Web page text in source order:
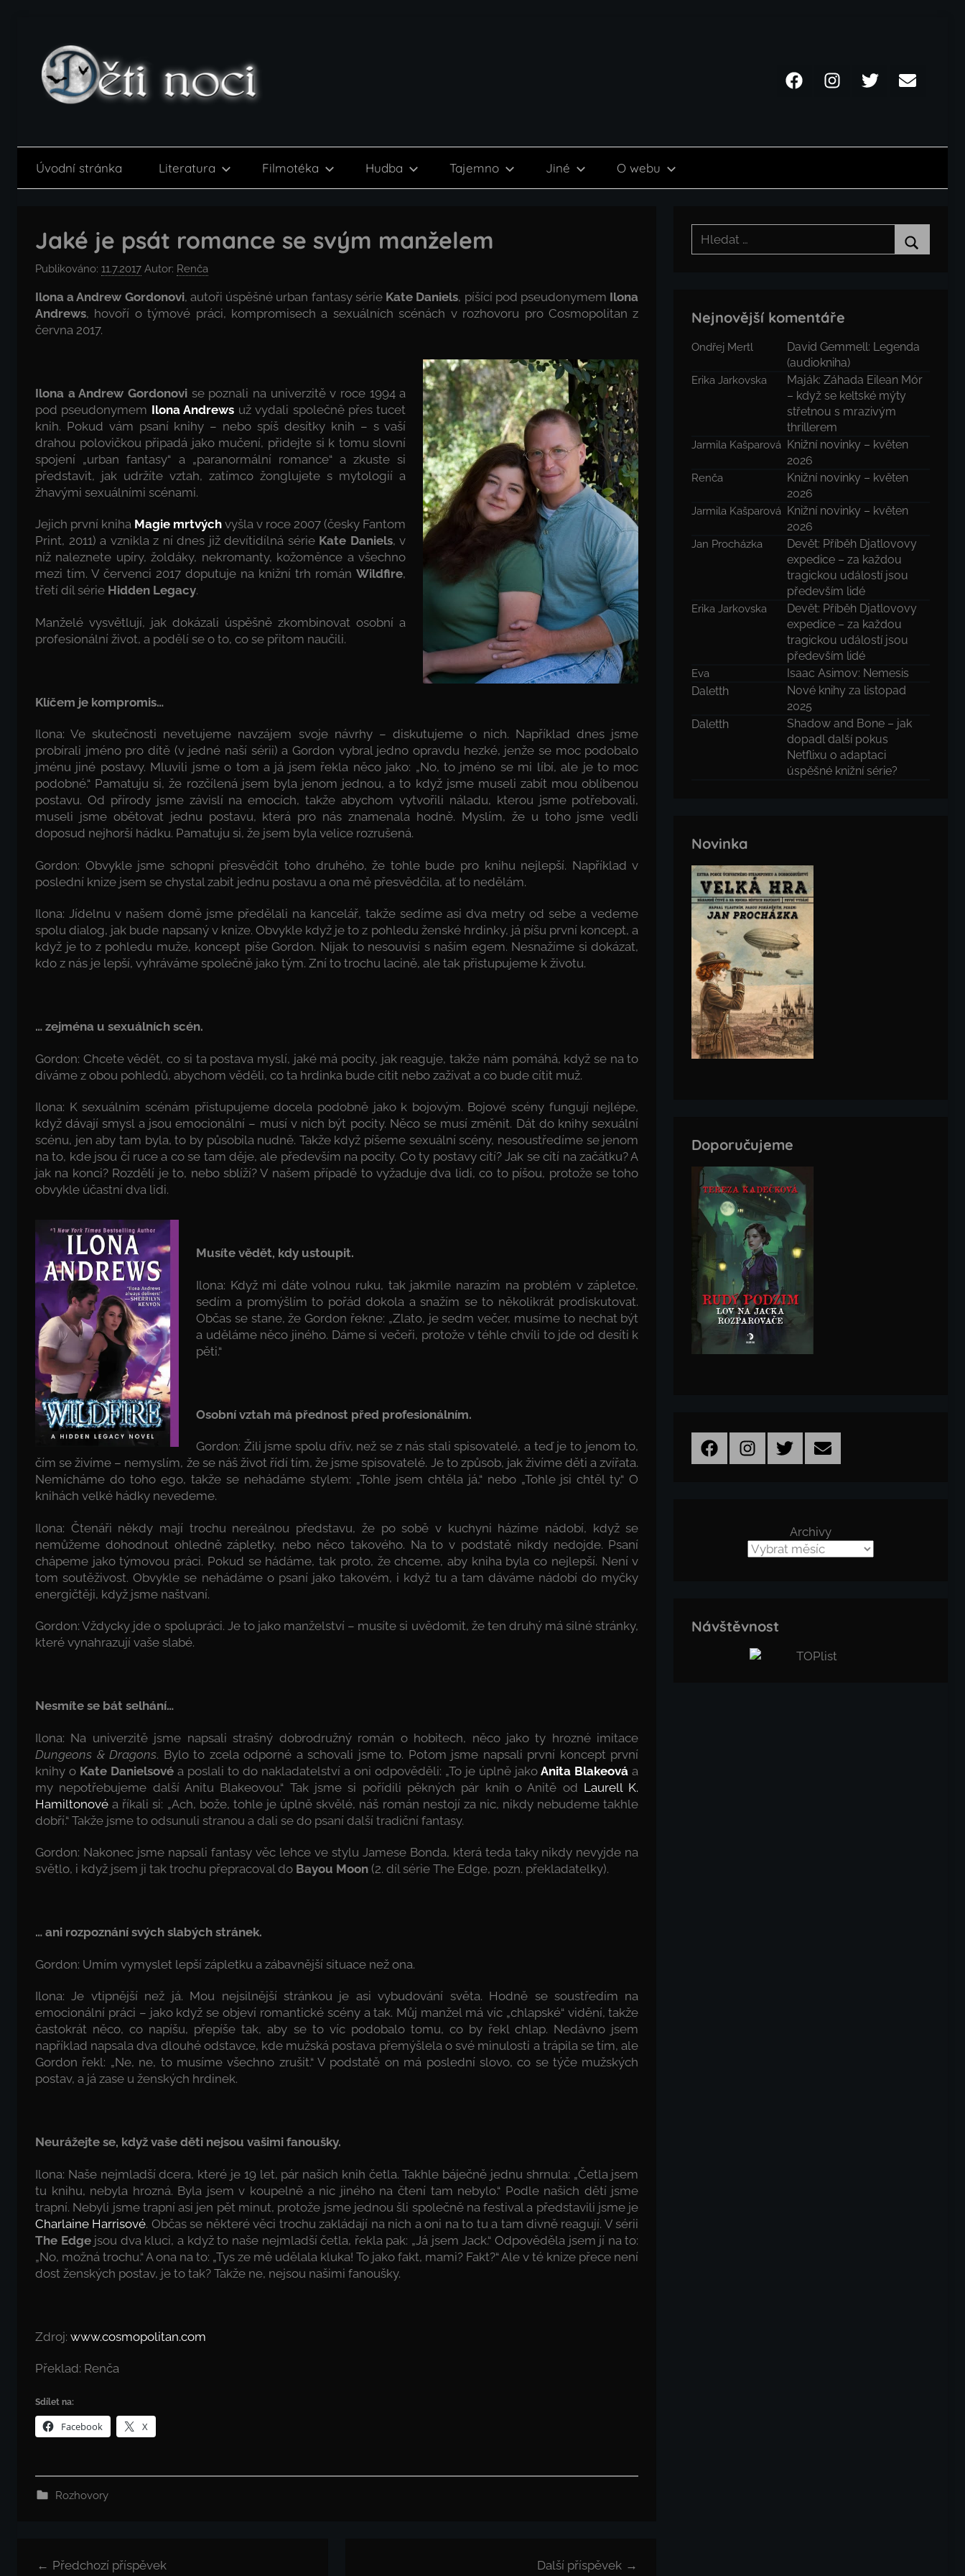
obsahu
noci
FacebookInstagramTwitterEmail
Úvodní stránka Literatura Filmotéka Hudba Tajemno Jiné O webu
Jaké je psát romance se svým manželem
Publikováno: 11.7.2017 Autor: Renča
Ilona a Andrew Gordonovi, autoři úspěšné urban fantasy série Kate Daniels, píšící pod pseudonymem Ilona
Andrews, hovoří o týmové práci, kompromisech a sexuálních scénách v rozhovoru pro Cosmopolitan z
června 2017.
Ilona a Andrew Gordonovi se poznali na univerzitě v roce 1994 a
pod pseudonymem Ilona Andrews už vydali společně přes tucet
knih. Pokud vám psaní knihy – nebo spíš desítky knih – s vaší
drahou polovičkou připadá jako mučení, přidejte si k tomu slovní
spojení „urban fantasy“ a „paranormální romance“ a zkuste si
představit, jak udržíte vztah, zatímco žonglujete s mytologií a
žhavými sexuálními scénami.
Jejich první kniha Magie mrtvých vyšla v roce 2007 (česky Fantom
Print, 2011) a vznikla z ní dnes již devítidílná série Kate Daniels, v
níž naleznete upíry, žoldáky, nekromanty, kožoměnce a všechno
mezi tím. V červenci 2017 doputuje na knižní trh románWildfire,
třetí díl série Hidden Legacy.
Manželé vysvětlují, jak dokázali úspěšně zkombinovat osobní a
profesionální život, a podělí se o to, co se přitom naučili.
Klíčem je kompromis…
Ilona: Ve skutečnosti nevetujeme navzájem svoje návrhy – diskutujeme o nich. Například dnes jsme
probírali jméno pro dítě (v jedné naší sérii) a Gordon vybral jedno opravdu hezké, jenže se moc podobalo
jménu jiné postavy. Mluvili jsme o tom a já jsem řekla něco jako: „No, to jméno se mi líbí, ale je to moc
podobné.“ Pamatuju si, že rozčílená jsem byla jenom jednou, a to když jsme museli zabít mou oblíbenou
postavu. Od přírody jsme závislí na emocích, takže abychom vytvořili náladu, kterou jsme potřebovali,
museli jsme obětovat jednu postavu, která pro nás znamenala hodně. Myslím, že u toho jsme vedli
doposud nejhorší hádku. Pamatuju si, že jsem byla velice rozrušená.
Gordon: Obvykle jsme schopní přesvědčit toho druhého, že tohle bude pro knihu nejlepší. Například v
poslední knize jsem se chystal zabít jednu postavu a ona mě přesvědčila, ať to nedělám.
Ilona: Jídelnu v našem domě jsme předělali na kancelář, takže sedíme asi dva metry od sebe a vedeme
spolu dialog, jak bude napsaný v knize. Obvykle když je to z pohledu ženské hrdinky, já píšu první koncept, a
když je to z pohledu muže, koncept píše Gordon. Nijak to nesouvisí s naším egem. Nesnažíme si dokázat,
kdo z nás je lepší, vyhráváme společně jako tým. Zní to trochu lacině, ale tak přistupujeme k životu.
… zejména u sexuálních scén.
Gordon: Chcete vědět, co si ta postava myslí, jaké má pocity, jak reaguje, takže nám pomáhá, když se na to
díváme z obou pohledů, abychom věděli, co ta hrdinka bude cítit nebo zažívat a co bude cítit muž.
Ilona: K sexuálním scénám přistupujeme docela podobně jako k bojovým. Bojové scény fungují nejlépe,
když dávají smysl a jsou emocionální – musí v nich být pocity. Něco se musí změnit. Dát do knihy sexuální
scénu, jen aby tam byla, to by působila nudně. Takže když píšeme sexuální scény, nesoustředíme se jenom
na to, kde jsou čí ruce a co se tam děje, ale především na pocity. Co ty postavy cítí? Jak se cítí na začátku? A
jak na konci? Rozdělí je to, nebo sblíží? V našem případě to vyžaduje dva lidi, co to píšou, protože se toho
obvykle účastní dva lidi.
Musíte vědět, kdy ustoupit.
Ilona: Když mi dáte volnou ruku, tak jakmile narazím na problém v zápletce,
sedím a promýšlím to pořád dokola a snažím se to několikrát prodiskutovat.
Občas se stane, že Gordon řekne: „Zlato, je sedm večer, musíme to nechat být
a uděláme něco jiného. Dáme si večeři, protože v téhle chvíli to jde od desíti k
pěti.“
Osobní vztah má přednost před profesionálním.
Gordon: Žili jsme spolu dřív, než se z nás stali spisovatelé, a teď je to jenom to,
čím se živíme – nemyslím, že se náš život řídí tím, že jsme spisovatelé. Je to způsob, jak živíme děti a zvířata.
Nemícháme do toho ego, takže se nehádáme stylem: „Tohle jsem chtěla já,“ nebo „Tohle jsi chtěl ty.“ O
knihách velké hádky nevedeme.
Ilona: Čtenáři někdy mají trochu nereálnou představu, že po sobě v kuchyni házíme nádobí, když se
nemůžeme dohodnout ohledně zápletky, nebo něco takového. Na to v podstatě nikdy nedojde. Psaní
chápeme jako týmovou práci. Pokud se hádáme, tak proto, že chceme, aby kniha byla co nejlepší. Není v
tom soutěživost. Obvykle se nehádáme o psaní jako takovém, i když tu a tam dáváme nádobí do myčky
energičtěji, když jsme naštvaní.
Gordon: Vždycky jde o spolupráci. Je to jako manželství – musíte si uvědomit, že ten druhý má silné stránky,
které vynahrazují vaše slabé.
Nesmíte se bát selhání…
Ilona: Na univerzitě jsme napsali strašný dobrodružný román o hobitech, něco jako ty hrozné imitace
Dungeons & Dragons. Bylo to zcela odporné a schovali jsme to. Potom jsme napsali první koncept první
knihy o Kate Danielsovéa poslali to do nakladatelství a oni odpověděli: „To je úplně jakoAnita Blakeová a
my nepotřebujeme další Anitu Blakeovou.“ Tak jsme si pořídili pěkných pár knih o Anitě od Laurell K.
Hamiltonové a říkali si: „Ach, bože, tohle je úplně skvělé, náš román nestojí za nic, nikdy nebudeme takhle
dobří.“ Takže jsme to odsunuli stranou a dali se do psaní další tradiční fantasy.
Gordon: Nakonec jsme napsali fantasy věc lehce ve stylu Jamese Bonda, která teda taky nikdy nevyjde na
světlo, i když jsem ji tak trochu přepracoval do Bayou Moon (2. díl série The Edge, pozn. překladatelky).
… ani rozpoznání svých slabých stránek.
Gordon: Umím vymyslet lepší zápletku a zábavnější situace než ona.
Ilona: Je vtipnější než já. Mou nejsilnější stránkou je asi vybudování světa. Hodně se soustředím na
emocionální práci – jako když se objeví romantické scény a tak. Můj manžel má víc „chlapské“ vidění, takže
častokrát něco, co napíšu, přepíše tak, aby se to víc podobalo tomu, co by řekl chlap. Nedávno jsem
například napsala dva dlouhé odstavce, kde mužská postava přemýšlela o své minulosti a trápila se tím, ale
Gordon řekl: „Ne, ne, to musíme všechno zrušit.“ V podstatě on má poslední slovo, co se týče mužských
postav, a já zase u ženských hrdinek.
Neurážejte se, když vaše děti nejsou vašimi fanoušky.
Ilona: Naše nejmladší dcera, které je 19 let, pár našich knih četla. Takhle báječně jednu shrnula: „Četla jsem
tu knihu, nebyla hrozná. Byla jsem v koupelně a nic jiného na čtení tam nebylo.“ Podle našich dětí jsme
trapní. Nebyli jsme trapní asi jen pět minut, protože jsme jednou šli společně na festival a představili jsme je
Charlaine Harrisové. Občas se některé věci trochu zakládají na nich a oni na to tu a tam divně reagují. V sérii
The Edgejsou dva kluci, a když to naše nejmladší četla, řekla pak: „Já jsem Jack.“ Odpověděla jsem jí na to:
„No, možná trochu.“ A ona na to: „Tys ze mě udělala kluka! To jako fakt, mami? Fakt?“ Ale v té knize přece není
dost ženských postav, je to tak? Takže ne, nejsou našimi fanoušky.
Zdroj: www.cosmopolitan.com
Překlad: Renča
Sdílet na:
Facebook X
Rozhovory
Předchozí příspěvek Další příspěvek
Hledat:
Nejnovější komentáře
Ondřej Mertl
David Gemmell: Legenda
(audiokniha)
Erika Jarkovska
Maják: Záhada Eilean Mór
– když se keltské mýty
střetnou s mrazivým
thrillerem
Jarmila Kašparová Knižní novinky – květen
2026
Renča
Knižní novinky – květen
2026
Jarmila Kašparová Knižní novinky – květen
2026
Jan Procházka
Devět: Příběh Djatlovovy
expedice – za každou
tragickou událostí jsou
především lidé
Erika Jarkovska
Devět: Příběh Djatlovovy
expedice – za každou
tragickou událostí jsou
především lidé
Eva
Isaac Asimov: Nemesis
Daletth
Nové knihy za listopad
2025
Daletth
Shadow and Bone – jak
dopadl další pokus
Netflixu o adaptaci
úspěšné knižní série?
Novinka
Doporučujeme
FacebookInstagramTwitterEmail
Archivy
Návštěvnost